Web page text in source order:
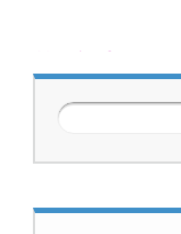
1
2
8 9
15 16